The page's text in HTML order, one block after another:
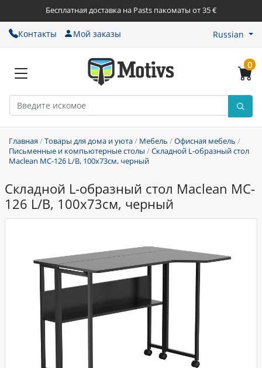
Бесплатная доставка на Pasts пакоматы от 35 €
Контакты Мой заказы Russian
0
Главная/Товары для дома и уюта/ Мебель /Офисная мебель /
Письменные и компьютерные столы /Складной L-образный стол
Maclean MC-126 L/B, 100x73см, черный
Складной L-образный стол Maclean MC-
126 L/B, 100x73см, черный